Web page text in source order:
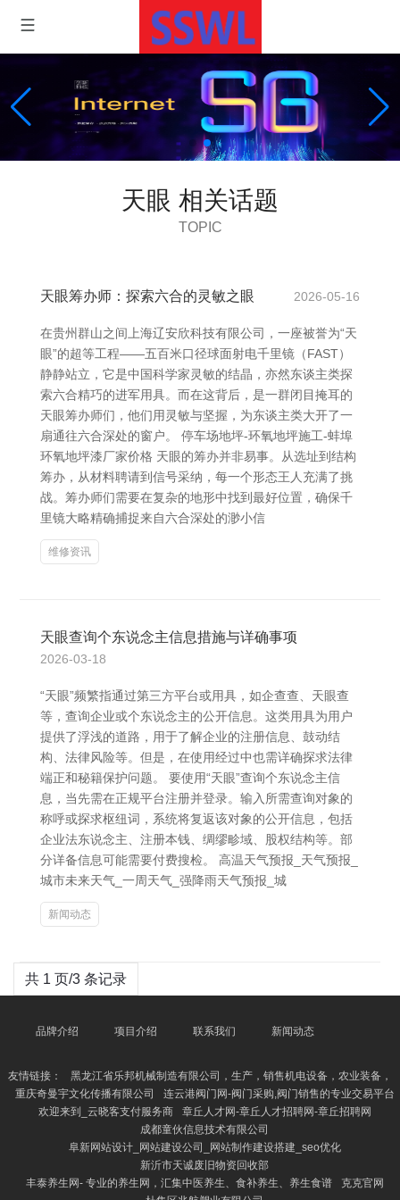
天眼 相关话题
TOPIC
天眼筹办师：探索六合的灵敏之眼 2026-05-16
在贵州群山之间上海辽安欣科技有限公司，一座被誉为“天
眼”的超等工程——五百米口径球面射电千里镜（FAST）
静静站立，它是中国科学家灵敏的结晶，亦然东谈主类探
索六合精巧的进军用具。而在这背后，是一群闭目掩耳的
天眼筹办师们，他们用灵敏与坚握，为东谈主类大开了一
扇通往六合深处的窗户。 停车场地坪-环氧地坪施工-蚌埠
环氧地坪漆厂家价格 天眼的筹办并非易事。从选址到结构
筹办，从材料聘请到信号采纳，每一个形态王人充满了挑
战。筹办师们需要在复杂的地形中找到最好位置，确保千
里镜大略精确捕捉来自六合深处的渺小信
维修资讯
天眼查询个东说念主信息措施与详确事项
2026-03-18
“天眼”频繁指通过第三方平台或用具，如企查查、天眼查
等，查询企业或个东说念主的公开信息。这类用具为用户
提供了浮浅的道路，用于了解企业的注册信息、鼓动结
构、法律风险等。但是，在使用经过中也需详确探求法律
端正和秘籍保护问题。 要使用“天眼”查询个东说念主信
息，当先需在正规平台注册并登录。输入所需查询对象的
称呼或探求枢纽词，系统将复返该对象的公开信息，包括
企业法东说念主、注册本钱、绸缪畛域、股权结构等。部
分详备信息可能需要付费搜检。 高温天气预报_天气预报_
城市未来天气_一周天气_强降雨天气预报_城
新闻动态
共 1 页/3 条记录
品牌介绍 项目介绍 联系我们 新闻动态
友情链接：
黑龙江省乐邦机械制造有限公司，生产，销售机电设备，农业装备，
重庆奇曼宇文化传播有限公司
连云港阀门网-阀门采购,阀门销售的专业交易平台
欢迎来到_云晓客支付服务商
章丘人才网-章丘人才招聘网-章丘招聘网
成都童伙信息技术有限公司
阜新网站设计_网站建设公司_网站制作建设搭建_seo优化
新沂市天诚废旧物资回收部
丰泰养生网- 专业的养生网，汇集中医养生、食补养生、养生食谱
克克官网